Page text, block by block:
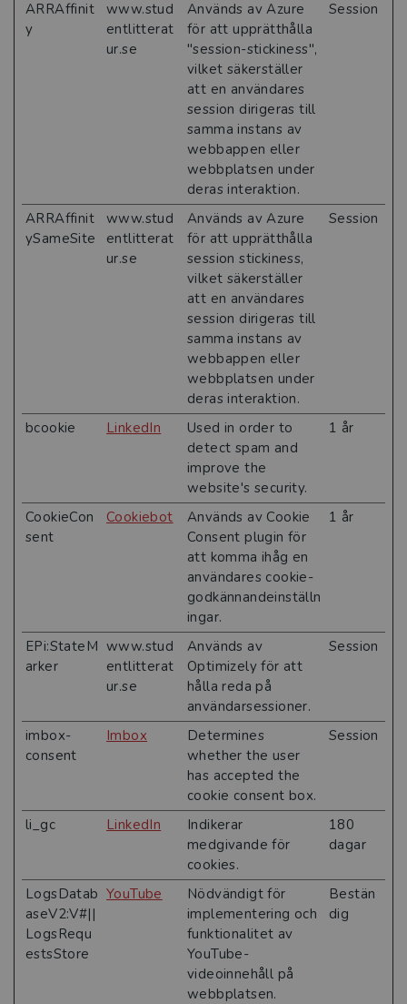
ARRAffinit
y
www.stud
entlitterat
ur.se
Används av Azure
för att upprätthålla
"session-stickiness",
vilket säkerställer
att en användares
session dirigeras till
samma instans av
webbappen eller
webbplatsen under
deras interaktion.
Session
ARRAffinit
ySameSite
www.stud
entlitterat
ur.se
Används av Azure
för att upprätthålla
session stickiness,
vilket säkerställer
att en användares
session dirigeras till
samma instans av
webbappen eller
webbplatsen under
deras interaktion.
Session
bcookie LinkedIn
Used in order to
detect spam and
improve the
website's security.
1 år
CookieCon
sent
Cookiebot
Används av Cookie
Consent plugin för
att komma ihåg en
användares cookie-
godkännandeinställn
ingar.
1 år
EPi:StateM
arker
www.stud
entlitterat
ur.se
Används av
Optimizely för att
hålla reda på
användarsessioner.
Session
imbox-
consent
Imbox
Determines
whether the user
has accepted the
cookie consent box.
Session
li_gc LinkedIn
Indikerar
medgivande för
cookies.
180
dagar
LogsDatab
aseV2:V#||
LogsRequ
estsStore
YouTube
Nödvändigt för
implementering och
funktionalitet av
YouTube-
videoinnehåll på
webbplatsen. ​
Bestän
dig